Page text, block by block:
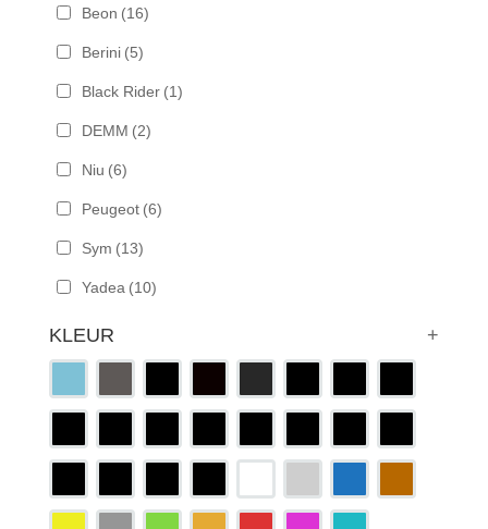
Beon (16)
Berini (5)
Black Rider (1)
DEMM (2)
Niu (6)
Peugeot (6)
Sym (13)
Yadea (10)
KLEUR +